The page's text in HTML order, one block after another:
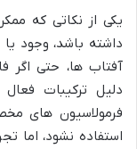
یکی از نکاتی که
داشته باشد، وجود
آفتاب ها، حتی اگر
دلیل ترکیبات
فرمولاسیون های
استفاده نشود، اما